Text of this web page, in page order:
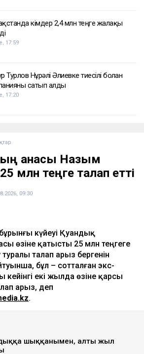
кімдер 2,4 млн теңге жалақы
17:59
Турлов Нұрәлі Әлиевке тиесілі болған
сатып алды
17:20
анасы Назым
млн теңге талап етті
09:30
күйеуі Қуандық
өзіне қатысты 25 млн теңгеге
талап арыз бергенін
бұл – сотталған экс-
кейінгі екі жылда өзіне қарсы
арыз, деп
.
шыққанымен, алты жыл